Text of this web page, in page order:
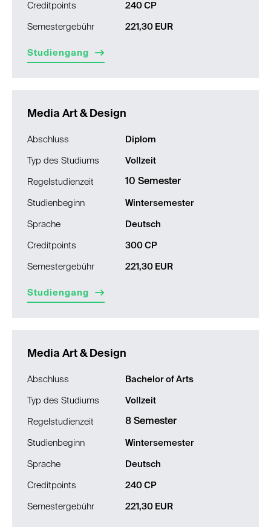
Creditpoints 240 CP
Semestergebühr 221,30 EUR
Studiengang
Media Art & Design
Abschluss Diplom
Typ des Studiums Vollzeit
Regelstudienzeit 10 Semester
Studienbeginn Wintersemester
Sprache Deutsch
Creditpoints 300 CP
Semestergebühr 221,30 EUR
Studiengang
Media Art & Design
Abschluss Bachelor of Arts
Typ des Studiums Vollzeit
Regelstudienzeit 8 Semester
Studienbeginn Wintersemester
Sprache Deutsch
Creditpoints 240 CP
Semestergebühr 221,30 EUR